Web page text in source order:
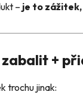
– je to
zabalit +
trochu jinak: